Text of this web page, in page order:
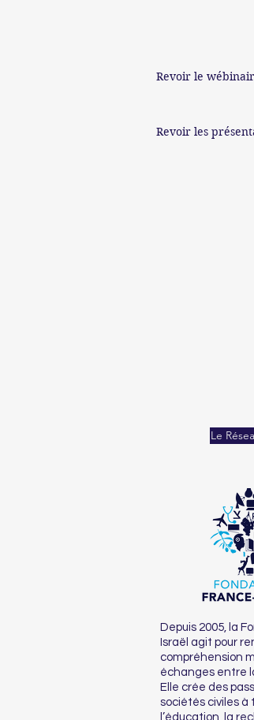
Revoir le
Revoir les
Le
Depuis 2005, la
Israël agit pour
compréhension
échanges entre
Elle crée des
sociétés civiles à
l’éducation, la